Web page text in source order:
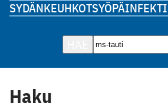
SYDÄNKEUHKOTSYÖPÄ
Haku